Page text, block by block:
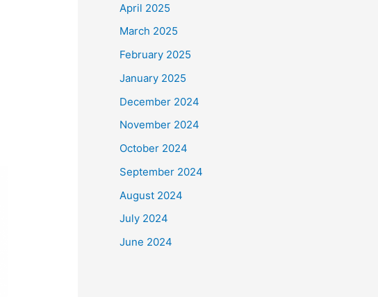
April 2025
March 2025
February 2025
January 2025
December 2024
November 2024
October 2024
September 2024
August 2024
July 2024
June 2024